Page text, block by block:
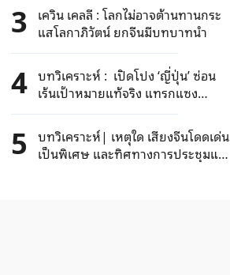
ค้า
3 เควิน เคลลี : โลกไม่อาจต้านทานกระ
แสโลกาภิวัตน์ ยกจีนมีบทบาทนำ
4 บทวิเคราะห์ : เปิดโปง ‘ญี่ปุ่น’ ซ่อน
เร้นเป้าหมายแท้จริง แทรกแซง
สถานการณ์ทะเลจีนใต้
5 บทวิเคราะห์| เหตุใด เสียงจีนโดดเด่น
เป็นพิเศษ และทิศทางการประชุมแช